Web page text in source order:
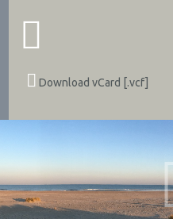
Download vCard [.vcf]